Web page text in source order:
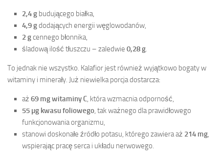
2,4 g budującego białka,
4,9 gdodających energii węglowodanów,
2 gcennego błonnika,
śladową ilość tłuszczu – zaledwie 0,28 g.
To jednak nie wszystko. Kalafior jest również wyjątkowo bogaty w
witaminy i minerały. Już niewielka porcja dostarcza:
aż 69 mg witaminy C, która wzmacnia odporność,
55 µg kwasu foliowego, tak ważnego dla prawidłowego
funkcjonowania organizmu,
stanowi doskonałe źródło potasu, którego zawiera aż 214 mg,
wspierając pracę serca i układu nerwowego.